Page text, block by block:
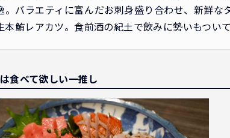
。バラエティに富んだお刺身盛り合わせ、新鮮
本鮪レアカツ。食前酒の紀土で飲みに勢いもついて
食べて欲しい一推し